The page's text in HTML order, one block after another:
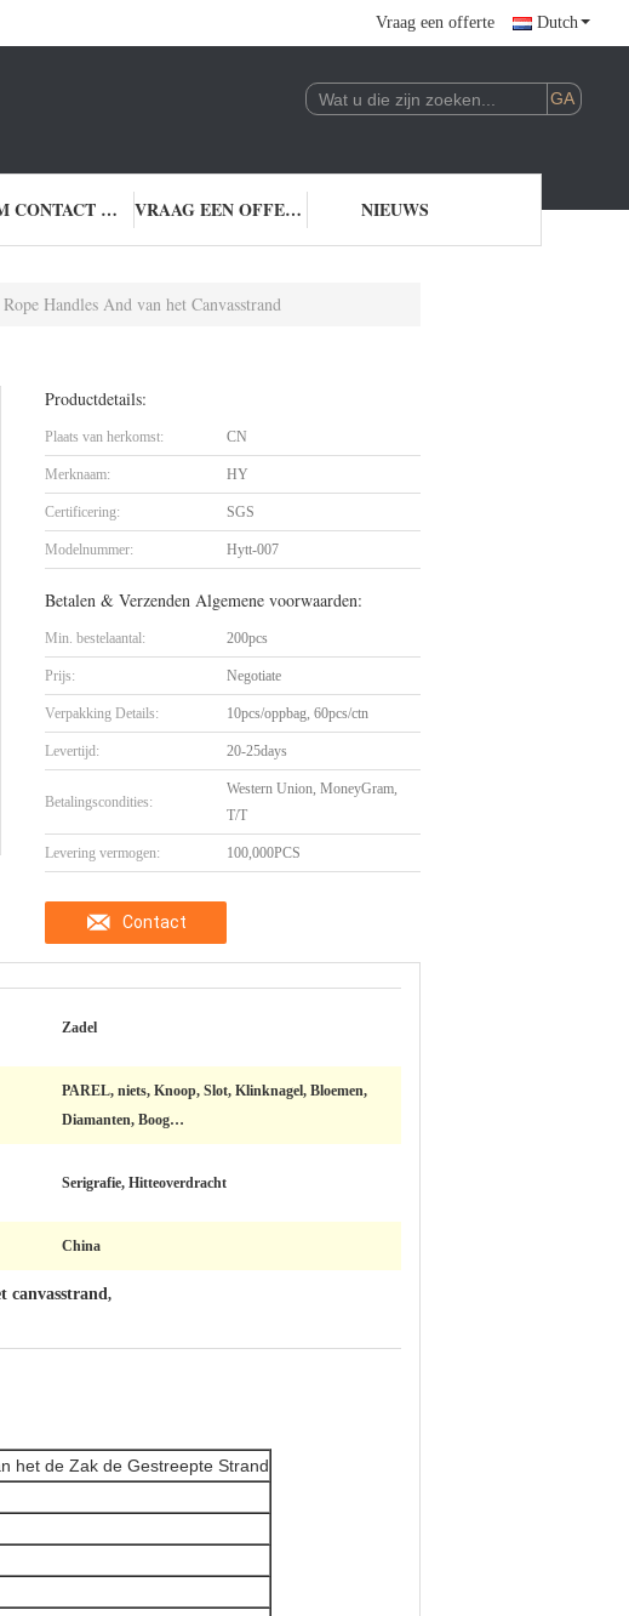
Vraag een offerte Dutch
NEEM CONTACT MET ONS OP VRAAG EEN OFFERTE NIEUWS
Handles And van het Canvasstrand
Productdetails:
Plaats van herkomst: CN
Merknaam: HY
Certificering: SGS
Modelnummer: Hytt-007
Betalen & Verzenden Algemene voorwaarden:
Min. bestelaantal: 200pcs
Prijs: Negotiate
Verpakking Details: 10pcs/oppbag, 60pcs/ctn
Levertijd: 20-25days
Betalingscondities:
Western Union, MoneyGram,
T/T
Levering vermogen: 100,000PCS
Contact
Zadel
PAREL, niets, Knoop, Slot, Klinknagel, Bloemen,
Diamanten, Boog…
Serigrafie, Hitteoverdracht
China
canvasstrand,
het de Zak de Gestreepte Strand